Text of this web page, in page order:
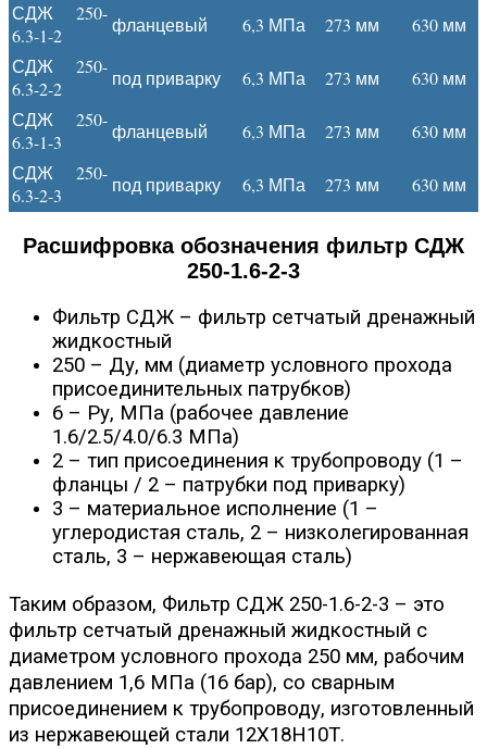
СДЖ 250-
6.3-1-2
фланцевый 6,3 МПа 273 мм 630 мм
СДЖ 250-
6.3-2-2
под приварку 6,3 МПа 273 мм 630 мм
СДЖ 250-
6.3-1-3
фланцевый 6,3 МПа 273 мм 630 мм
СДЖ 250-
6.3-2-3
под приварку 6,3 МПа 273 мм 630 мм
Расшифровка обозначения фильтр СДЖ
250-1.6-2-3
Фильтр СДЖ – фильтр сетчатый дренажный
жидкостный
250 – Ду, мм (диаметр условного прохода
присоединительных патрубков)
6 – Ру, МПа (рабочее давление
1.6/2.5/4.0/6.3 МПа)
2 – тип присоединения к трубопроводу (1 –
фланцы / 2 – патрубки под приварку)
3 – материальное исполнение (1 –
углеродистая сталь, 2 – низколегированная
сталь, 3 – нержавеющая сталь)
Таким образом, Фильтр СДЖ 250-1.6-2-3 – это
фильтр сетчатый дренажный жидкостный с
диаметром условного прохода 250 мм, рабочим
давлением 1,6 МПа (16 бар), со сварным
присоединением к трубопроводу, изготовленный
из нержавеющей стали 12Х18Н10Т.